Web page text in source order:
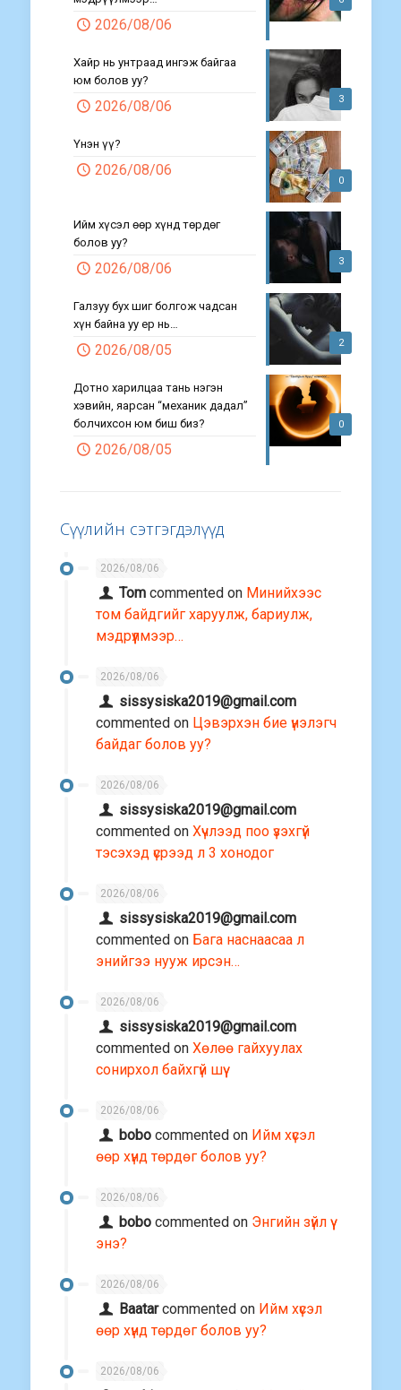
2026/08/06
3
Хайр нь унтраад ингэж байгаа
юм болов уу?
2026/08/06
0
Үнэн үү?
2026/08/06
3
Ийм хүсэл өөр хүнд төрдөг
болов уу?
2026/08/06
2
Галзуу бух шиг болгож чадсан
хүн байна уу ер нь…
2026/08/05
0
Дотно харилцаа тань нэгэн
хэвийн, яарсан “механик дадал”
болчихсон юм биш биз?
2026/08/05
Сүүлийн сэтгэгдэлүүд
2026/08/06
Tom commented on Минийхээс
том байдгийг харуулж, бариулж,
мэдрүүлмээр…
2026/08/06
sissysiska2019@gmail.com
commented on Цэвэрхэн бие үнэлэгч
байдаг болов уу?
2026/08/06
sissysiska2019@gmail.com
commented on Хүчлээд поо үзэхгүй
тэсэхэд үсрээд л 3 хонодог
2026/08/06
sissysiska2019@gmail.com
commented on Бага наснаасаа л
энийгээ нууж ирсэн…
2026/08/06
sissysiska2019@gmail.com
commented on Хөлөө гайхуулах
сонирхол байхгүй шүү
2026/08/06
bobo commented on Ийм хүсэл
өөр хүнд төрдөг болов уу?
2026/08/06
bobo commented on Энгийн зүйл үү
энэ?
2026/08/06
Baatarcommented on Ийм хүсэл
өөр хүнд төрдөг болов уу?
2026/08/06